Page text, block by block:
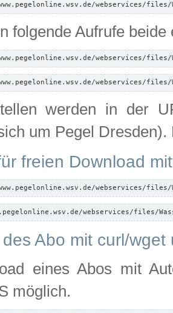
webservices/files/
folgende Aufrufe beide
webservices/files/
webservices/files/
werden in der
um Pegel
freien Download
webservices/files/
webservices/files/
Abo mit curl/
eines Abos mit
möglich.